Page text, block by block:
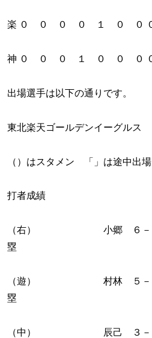
楽 ０ ０ ０ ０ １ ０ ０
神 ０ ０ ０ １ ０ ０ ０
出場選手は以下の通りです。
東北楽天ゴールデンイーグルス
（）はスタメン 「」は途中出場
打者成績
（右） 小郷 ６－２
塁
（遊） 村林 ５－２
塁
（中） 辰己 ３－０